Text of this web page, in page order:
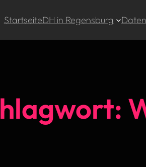
StartseiteDH in Regensburg